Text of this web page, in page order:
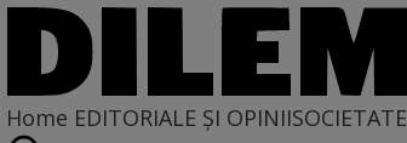
Home EDITORIALE ȘI OPINIISOCIETATE